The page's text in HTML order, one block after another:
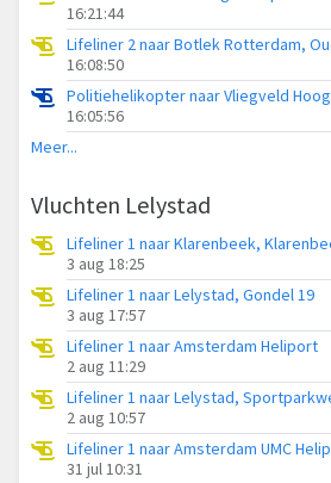
16:21:44
16:08:50
Politiehelikopter naar Vliegveld
16:05:56
Meer...
Vluchten Lelystad
3 aug 18:25
Lifeliner 1 naar Lelystad, Gondel 19
3 aug 17:57
Lifeliner 1 naar Amsterdam Heliport
2 aug 11:29
Lifeliner 1 naar Lelystad,
2 aug 10:57
Lifeliner 1 naar Amsterdam UMC
31 jul 10:31